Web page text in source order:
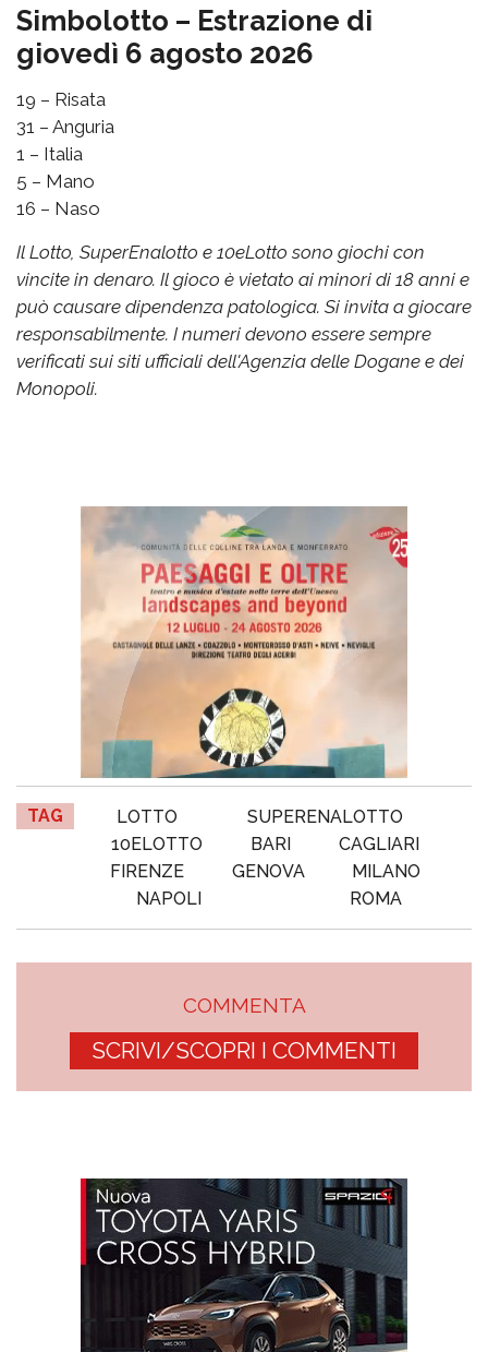
Simbolotto – Estrazione di
giovedì 6 agosto 2026
19 – Risata
31 – Anguria
1 – Italia
5 – Mano
16 – Naso
Il Lotto, SuperEnalotto e 10eLotto sono giochi con
vincite in denaro. Il gioco è vietato ai minori di 18 anni e
può causare dipendenza patologica. Si invita a giocare
responsabilmente. I numeri devono essere sempre
verificati sui siti ufficiali dell'Agenzia delle Dogane e dei
Monopoli.
TAG LOTTO
SUPERENALOTTO
10ELOTTO
BARI
CAGLIARI
FIRENZE
GENOVA
MILANO
NAPOLI
ROMA
COMMENTA
SCRIVI/SCOPRI I COMMENTI